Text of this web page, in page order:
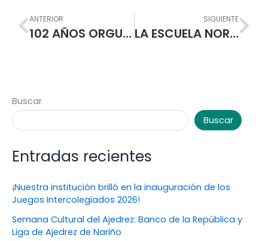
Prev
ANTERIOR
102 AÑOS ORGULLOSAMENTE NORMALISTA
SIGUIENTE
LA ESCUELA NORMAL SUPERIOR DE PASTO RECIBIÓ EL SIMBOLO DE LA CONTINUIDAD DEL DIPLOMADO EN DERECHOS HUMANOS.
Buscar
Buscar
Entradas recientes
¡Nuestra institución brilló en la inauguración de los
Juegos Intercolegiados 2026!
Semana Cultural del Ajedrez: Banco de la República y
Liga de Ajedrez de Nariño